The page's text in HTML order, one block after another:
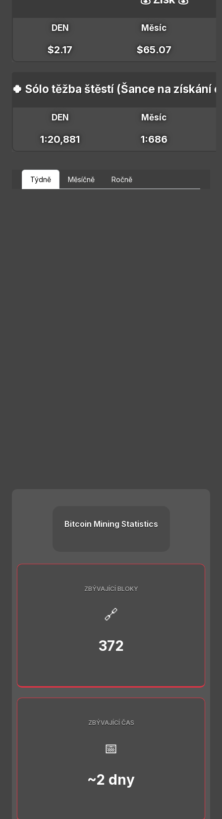
DEN Měsíc
$2.17 $65.07
🍀 Sólo těžba štěstí (Šance na získání
DEN Měsíc
1:20,881 1:686
Týdně Měsíčně Ročně
Bitcoin Mining Statistics
ZBÝVAJÍCÍ BLOKY
🔗
372
ZBÝVAJÍCÍ ČAS
📅
~2 dny